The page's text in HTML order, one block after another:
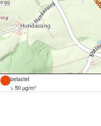
belastet
> 50 µg/m³